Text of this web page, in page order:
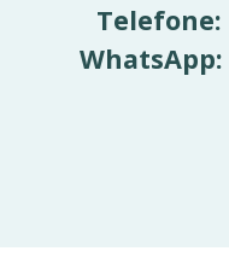
Telefone:
WhatsApp: